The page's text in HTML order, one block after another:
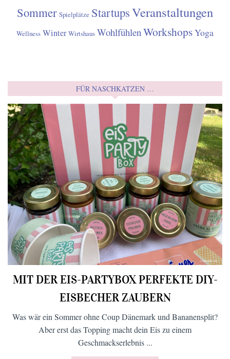
Sommer Spielplätze StartupsVeranstaltungen
Wellness Winter Wirtshaus WohlfühlenWorkshopsYoga
FÜR NASCHKATZEN …
MIT DER EIS-PARTYBOX PERFEKTE DIY-
EISBECHER ZAUBERN
Was wär ein Sommer ohne Coup Dänemark und Bananensplit?
Aber erst das Topping macht dein Eis zu einem
Geschmackserlebnis ...